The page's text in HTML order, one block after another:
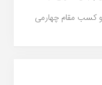
کسب مقام چهارمی